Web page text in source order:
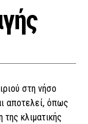
στη νήσο
αποτελεί, όπως
κλιματικής